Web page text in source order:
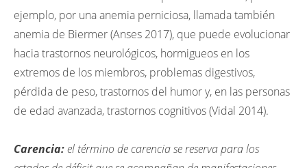
ejemplo, por una anemia perniciosa, llamada también
anemia de Biermer (Anses 2017), que puede evolucionar
hacia trastornos neurológicos, hormigueos en los
extremos de los miembros, problemas digestivos,
pérdida de peso, trastornos del humor y, en las personas
de edad avanzada, trastornos cognitivos (Vidal 2014).
Carencia:el término de carencia se reserva para los